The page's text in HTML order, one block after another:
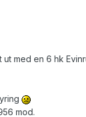
med en 6 hk
mod.